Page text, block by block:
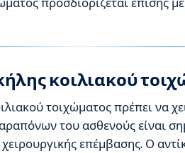
κοιλιακού
τοιχώματος πρέπει να
του ασθενούς είναι
επέμβασης. Ο